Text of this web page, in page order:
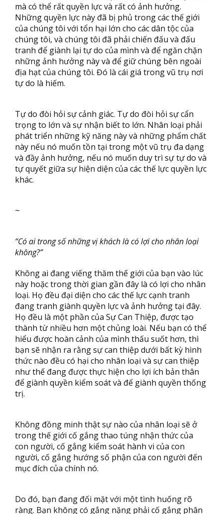
mà có thể rất quyền lực và rất có ảnh hưởng.
Những quyền lực này đã bị phủ trong các thế giới
của chúng tôi với tổn hại lớn cho các dân tộc của
chúng tôi, và chúng tôi đã phải chiến đấu và đấu
tranh để giành lại tự do của mình và để ngăn chặn
những ảnh hưởng này và để giữ chúng bên ngoài
địa hạt của chúng tôi. Đó là cái giá trong vũ trụ nơi
tự do là hiếm.
Tự do đòi hỏi sự cảnh giác. Tự do đòi hỏi sự cẩn
trọng to lớn và sự nhận biết to lớn. Nhân loại phải
phát triển những kỹ năng này và những phẩm chất
này nếu nó muốn tồn tại trong một vũ trụ đa dạng
và đầy ảnh hưởng, nếu nó muốn duy trì sự tự do và
tự quyết giữa sự hiện diện của các thế lực quyền lực
khác.
~
“Có ai trong số những vị khách là có lợi cho nhân loại
không?”
Không ai đang viếng thăm thế giới của bạn vào lúc
này hoặc trong thời gian gần đây là có lợi cho nhân
loại. Họ đều đại diện cho các thế lực cạnh tranh
đang tranh giành quyền lực và ảnh hưởng tại đây.
Họ đều là một phần của Sự Can Thiệp, được tạo
thành từ nhiều hơn một chủng loài. Nếu bạn có thể
hiểu được hoàn cảnh của mình thấu suốt hơn, thì
bạn sẽ nhận ra rằng sự can thiệp dưới bất kỳ hình
thức nào đều có hại cho nhân loại và sự can thiệp
như thế đang được thực hiện cho lợi ích bản thân
để giành quyền kiểm soát và để giành quyền thống
trị.
Không đồng minh thật sự nào của nhân loại sẽ ở
trong thế giới cố gắng thao túng nhận thức của
con người, cố gắng kiểm soát hành vi của con
người, cố gắng hướng số phận của con người đến
mục đích của chính nó.
Do đó, bạn đang đối mặt với một tình huống rõ
ràng. Bạn không có gắng nặng phải cố gắng phân